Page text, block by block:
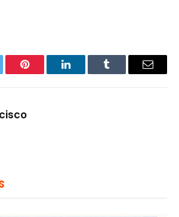
Pinterest LinkedInTumblr Email